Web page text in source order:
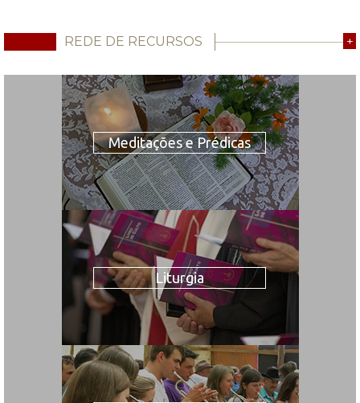
REDE DE RECURSOS +
Meditações e Prédicas
Liturgia